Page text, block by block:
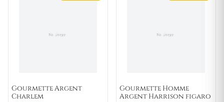
Gourmette Argent
Charlem
Gourmette Homme
Argent Harrison figaro